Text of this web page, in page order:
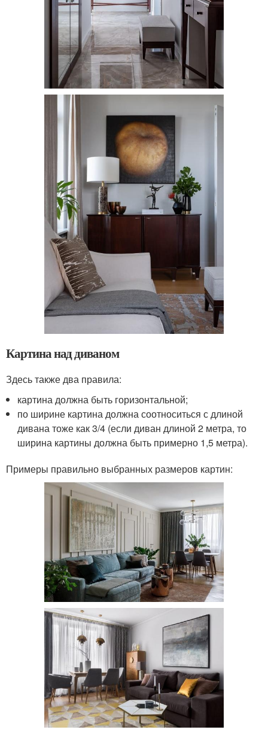
Картина над диваном
Здесь также два правила:
картина должна быть горизонтальной;
по ширине картина должна соотноситься с длиной
дивана тоже как 3/4 (если диван длиной 2 метра, то
ширина картины должна быть примерно 1,5 метра).
Примеры правильно выбранных размеров картин: